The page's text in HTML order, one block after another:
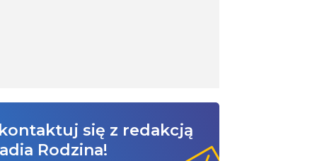
się z redakcją
Rodzina!